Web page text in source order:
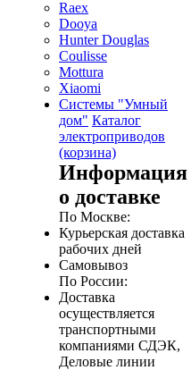
Raex
Dooya
Hunter Douglas
Coulisse
Mottura
Xiaomi
Системы "Умный
дом" Каталог
электроприводов
(корзина)
Информация
о доставке
По Москве:
Курьерская доставка
рабочих дней
Самовывоз
По России:
Доставка
осуществляется
транспортными
компаниями СДЭК,
Деловые линии